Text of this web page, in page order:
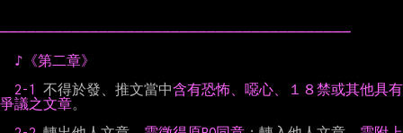
───────────────────────────────────────
♪《第二章》
2-1 不得於發、推文當中含有恐怖、噁心、１８禁或其他具有
爭議之文章。